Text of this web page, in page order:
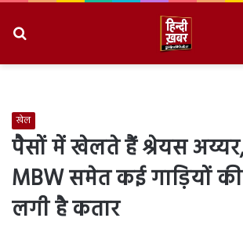
खेल
पैसों में खेलते हैं श्रेयस
MBW समेत कई गाड़ियों
लगी है कतार